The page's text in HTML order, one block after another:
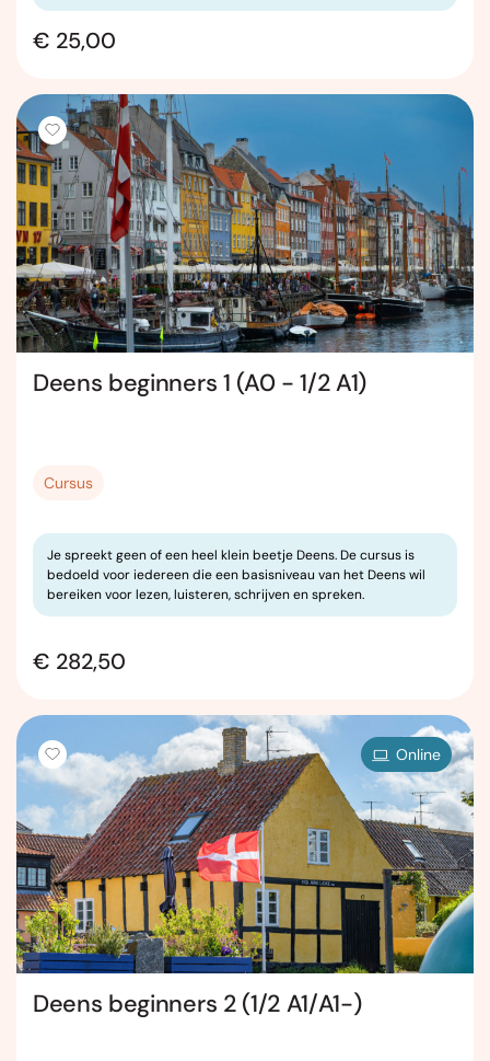
€ 25,00
Deens beginners 1 (A0 - 1/2 A1)
Cursus
Je spreekt geen of een heel klein beetje Deens. De cursus is
bedoeld voor iedereen die een basisniveau van het Deens wil
bereiken voor lezen, luisteren, schrijven en spreken.
€ 282,50
Online
Deens beginners 2 (1/2 A1/A1-)